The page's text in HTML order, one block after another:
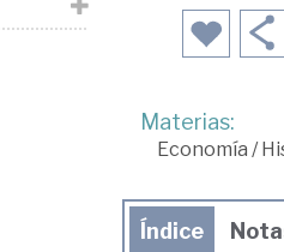
Materias:
Economía /
Índice